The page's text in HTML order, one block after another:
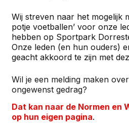
Wij streven naar het mogelijk
potje voetballen’ voor onze
hebben op Sportpark
Onze leden (en hun ouders)
geacht akkoord te zijn met
Wil je een melding maken
ongewenst gedrag?
Dat kan naar de Normen en
op hun eigen pagina.